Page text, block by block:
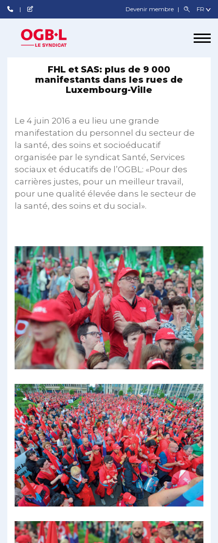
Devenir membre
FHL et SAS: plus de 9 000
manifestants dans les rues de
Luxembourg-Ville
Le 4 juin 2016 a eu lieu une grande
manifestation du personnel du secteur de
la santé, des soins et socioéducatif
organisée par le syndicat Santé, Services
sociaux et éducatifs de l’OGBL: «Pour des
carrières justes, pour un meilleur travail,
pour une qualité élevée dans le secteur de
la santé, des soins et du social».